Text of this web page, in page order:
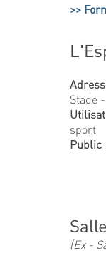
Stade
sport
Public
(Ex -